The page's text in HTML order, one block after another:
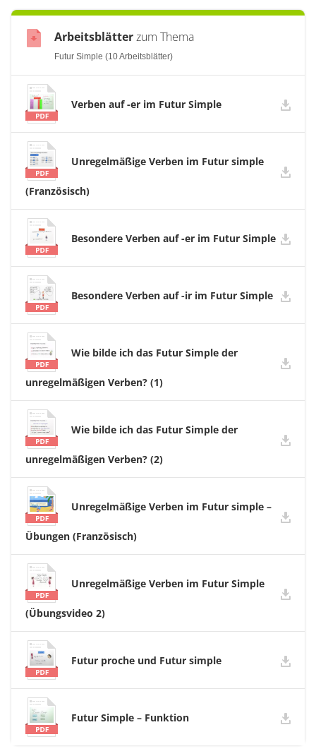
Arbeitsblätterzum Thema
Futur Simple (10 Arbeitsblätter)
Verben auf -er im Futur Simple
Unregelmäßige Verben im Futur simple
(Französisch)
Besondere Verben auf -er im Futur Simple
Besondere Verben auf -ir im Futur Simple
Wie bilde ich das Futur Simple der
unregelmäßigen Verben? (1)
Wie bilde ich das Futur Simple der
unregelmäßigen Verben? (2)
Unregelmäßige Verben im Futur simple –
Übungen (Französisch)
Unregelmäßige Verben im Futur Simple
(Übungsvideo 2)
Futur proche und Futur simple
Futur Simple – Funktion